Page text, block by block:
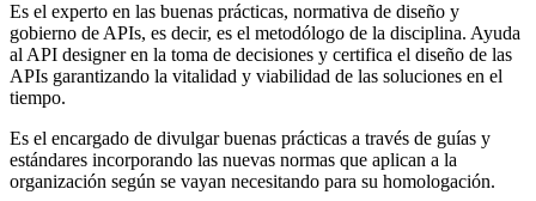
Es el experto en las buenas prácticas, normativa de diseño y
gobierno de APIs, es decir, es el metodólogo de la disciplina. Ayuda
al API designer en la toma de decisiones y certifica el diseño de las
APIs garantizando la vitalidad y viabilidad de las soluciones en el
tiempo.
Es el encargado de divulgar buenas prácticas a través de guías y
estándares incorporando las nuevas normas que aplican a la
organización según se vayan necesitando para su homologación.